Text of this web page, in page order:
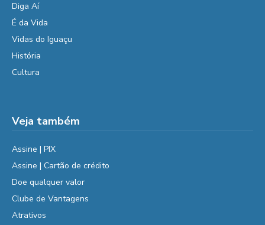
Diga Aí
É da Vida
Vidas do Iguaçu
História
Cultura
Veja também
Assine | PIX
Assine | Cartão de crédito
Doe qualquer valor
Clube de Vantagens
Atrativos